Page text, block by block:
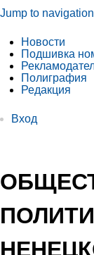
Jump to navigation
Новости
Подшивка
Полиграфия
Редакция
Вход